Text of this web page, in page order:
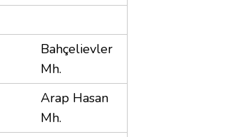
Bahçelievler
Mh.
Arap Hasan
Mh.